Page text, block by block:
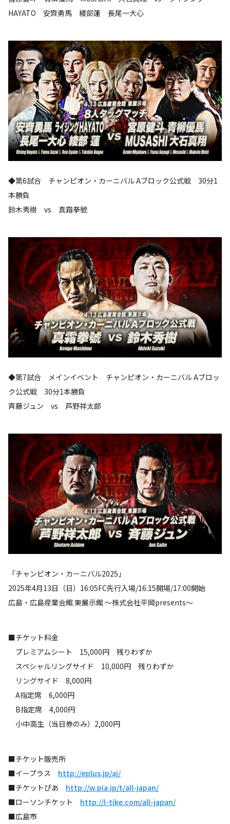
HAYATO 安齊勇馬 綾部蓮 長尾一大心
◆第6試合 チャンピオン・カーニバル Aブロック公式戦 30分1
本勝負
鈴木秀樹 vs 真霜拳號
◆第7試合 メインイベント チャンピオン・カーニバル Aブロッ
ク公式戦 30分1本勝負
斉藤ジュン vs 芦野祥太郎
「チャンピオン・カーニバル2025」
2025年4月13日（日）16:05FC先行入場/16:15開場/17:00開始
広島・広島産業会館 東展示館 ～株式会社平岡presents～
■チケット料金
プレミアムシート 15,000円 残りわずか
スペシャルリングサイド 10,000円 残りわずか
リングサイド 8,000円
A指定席 6,000円
B指定席 4,000円
小中高生（当日券のみ）2,000円
■チケット販売所
■イープラス http://eplus.jp/aj/
■チケットぴあ http://w.pia.jp/t/all-japan/
■ローソンチケット http://l-tike.com/all-japan/
■広島市